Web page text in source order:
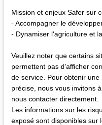
Mission et enjeux Safer sur
- Accompagner le
- Dynamiser l'agriculture et
Veuillez noter que certains
permettent pas d'afficher
de service. Pour obtenir
précise, nous vous invitons
nous contacter directement.
Les informations sur les
exposé sont disponibles sur